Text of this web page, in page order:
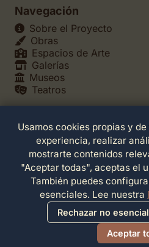
Navegación
Sobre el Proyecto
Obras
Espacios de Arte
Galerías
Museos
Teatros
Legales
Política de Privacidad
Política de Cookies
Configuración de Cookies
Términos de Servicio
Contacto
Usamos cookies propias y
experiencia, realizar
mostrarte contenidos
"Aceptar todas", aceptas el
También puedes
esenciales. Lee nuestra
Rechazar no
Aceptar